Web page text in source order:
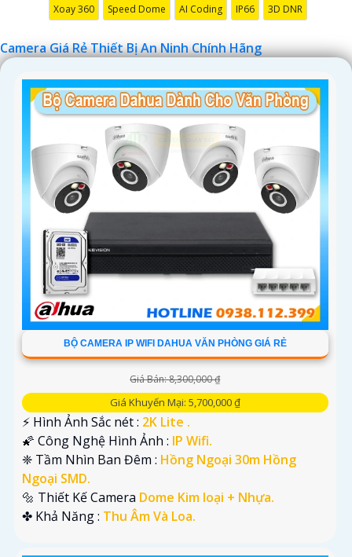
Chúc bạn tìm được giải pháp an ninh phù hợp!
Xoay 360 Speed Dome AI Coding IP66 3D DNR
Camera Giá Rẻ Thiết Bị An Ninh Chính Hãng
BỘ CAMERA IP WIFI DAHUA VĂN PHÒNG GIÁ RẺ
Giá Bán: 8,300,000 ₫
Giá Khuyến Mại: 5,700,000 ₫
️⚡ Hình Ảnh Sắc nét : 2K Lite .
🌠 Công Nghệ Hình Ảnh : IP Wifi.
❈ Tầm Nhìn Ban Đêm : Hồng Ngoại 30m Hồng
Ngoại SMD.
🔩 Thiết Kế Camera Dome Kim loại + Nhựa.
️✤ Khả Năng : Thu Âm Và Loa.